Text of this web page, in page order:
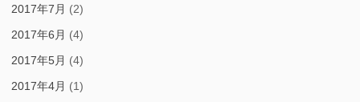
2017年7月 (2)
2017年6月 (4)
2017年5月 (4)
2017年4月 (1)